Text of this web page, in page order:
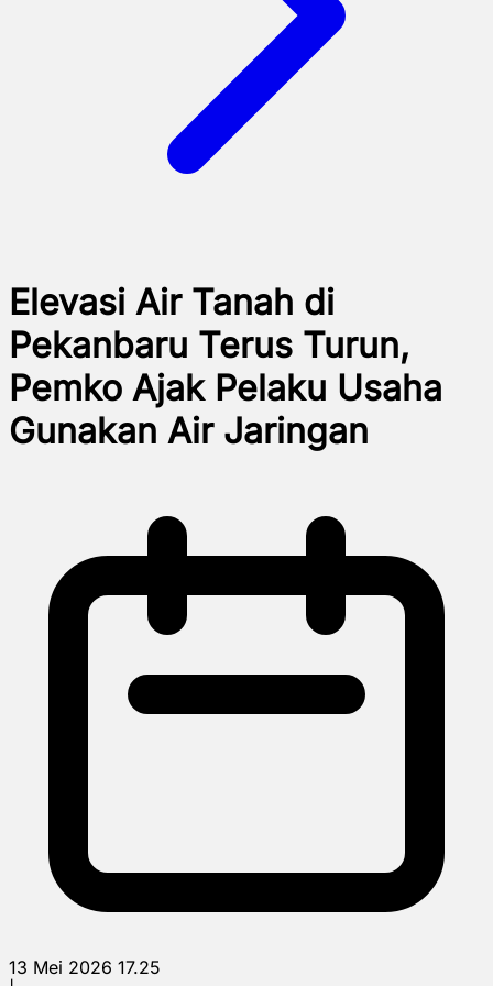
Elevasi Air Tanah di
Pekanbaru Terus Turun,
Pemko Ajak Pelaku Usaha
Gunakan Air Jaringan
13 Mei 2026 17.25